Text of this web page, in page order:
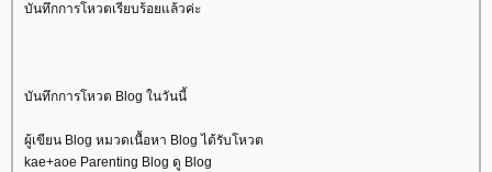
บันทึกการโหวตเรียบร้อยแล้วค่ะ
บันทึกการโหวต Blog ในวันนี้
ผู้เขียน Blog หมวดเนื้อหา Blog ได้รับโหวต
kae+aoe Parenting Blog ดู Blog